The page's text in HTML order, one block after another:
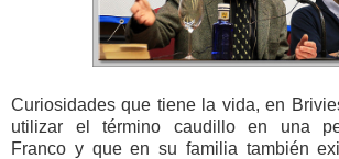
Curiosidades que tiene la vida, en
utilizar el término caudillo en una
Franco y que en su familia también